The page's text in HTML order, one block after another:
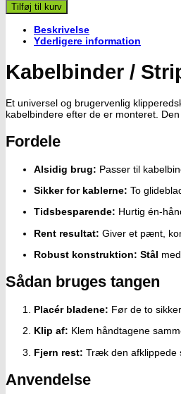
Tilføj til kurv
Beskrivelse
Yderligere information
Kabelbinder /
Et universel og brugervenlig
kabelbindere efter de er monteret.
Fordele
Alsidig brug: Passer til
Sikker for kablerne: To
Tidsbesparende: Hurtig én-
Rent resultat: Giver et pænt,
Robust konstruktion: Stål med
Sådan bruges tangen
Placér bladene: Før de to
Klip af: Klem håndtagene
Fjern rest: Træk den afklippede
Anvendelse